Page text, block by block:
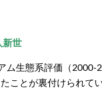
新世
ム生態系評価（
ことが裏付けられ